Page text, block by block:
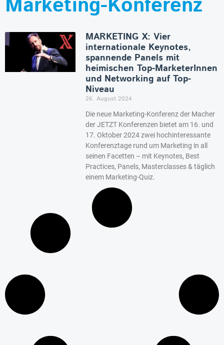
Marketing-Konferenz
MARKETING X: Vier
internationale Keynotes,
spannende Panels mit
heimischen Top-MarketerInnen
und Networking auf Top-
Niveau
26. August 2024
Die neue Marketing-Konferenz der Macher
der JETZT Konferenzen bietet am 16. und
17. Oktober 2024 zwei hochinteressante
Konferenztage rund um Marketing in all
seinen Facetten – mit Keynotes, Best
Practices, Panels, Masterclasses & täglich
einem Marketing-Quiz.